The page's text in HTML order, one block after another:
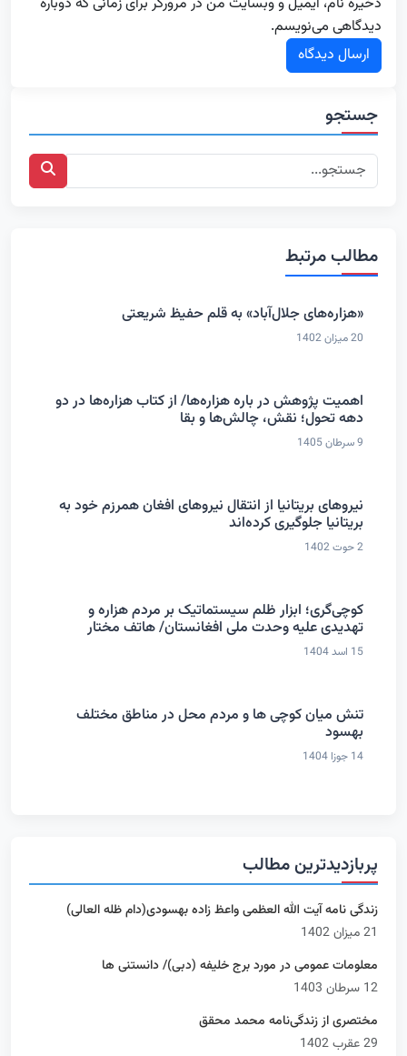
دیدگاهی می‌نویسم.
جستجو
مطالب مرتبط
«هزاره‌های جلال‌آباد» به قلم حفیظ شریعتی
20 میزان 1402
اهمیت پژوهش در باره هزاره‌ها/ از کتاب هزاره‌ها در دو
دهه تحول؛ نقش، چالش‌ها و بقا
9 سرطان 1405
نیروهای بریتانیا از انتقال نیروهای افغان همرزم خود به
بریتانیا جلوگیری کرده‌اند
2 حوت 1402
کوچی‌گری؛ ابزار ظلم سیستماتیک بر مردم هزاره و
تهدیدی علیه وحدت ملی افغانستان/ هاتف مختار
15 اسد 1404
تنش میان کوچی ها و مردم محل در مناطق مختلف
بهسود
14 جوزا 1404
پربازدیدترین مطالب
زندگی نامه آیت الله العظمی واعظ زاده بهسودی(دام ظله العالی)
21 میزان 1402
معلومات عمومی در مورد برج خلیفه (دبی)/ دانستنی ها
12 سرطان 1403
مختصری از زندگی‌نامه محمد محقق
29 عقرب 1402